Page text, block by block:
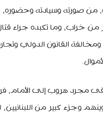
من صورته وسيادته وحضوره،
من خراب، وما تكبده جراء
ومخالفة القانون الدولي
مجرد هروب إلى الأمام،
وجزء كبير من